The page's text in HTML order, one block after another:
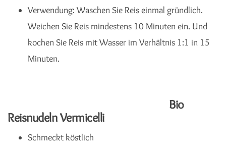
Verwendung: Waschen Sie Reis einmal gründlich.
Weichen Sie Reis mindestens 10 Minuten ein. Und
kochen Sie Reis mit Wasser im Verhältnis 1:1 in 15
Minuten.
Bio
Reisnudeln Vermicelli
Schmeckt köstlich